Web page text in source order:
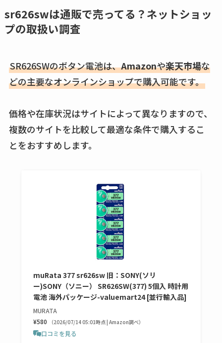
sr626swは通販で売ってる？ネットショッ
プの取扱い調査
SR626SWのボタン電池は、Amazonや楽天市場な
どの主要なオンラインショップで購入可能です。
価格や在庫状況はサイトによって異なりますので、
複数のサイトを比較して最適な条件で購入するこ
とをおすすめします。
muRata 377 sr626sw 旧：SONY(ソリ
ー)SONY（ソニー） SR626SW(377) 5個入 時計用
電池 海外パッケージ-valuemart24 [並行輸入品]
MURATA
¥580
（2026/07/14 05:01時点 | Amazon調べ）
口コミを見る